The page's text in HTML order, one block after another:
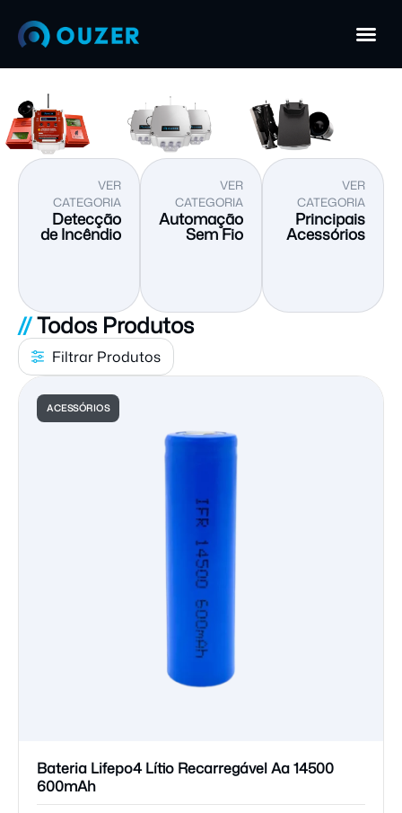
VER
CATEGORIA
Detecção
de Incêndio
VER
CATEGORIA
Automação
Sem Fio
VER
CATEGORIA
Principais
Acessórios
//Todos Produtos
Filtrar Produtos
ACESSÓRIOS
Bateria Lifepo4 Lítio Recarregável Aa 14500
600mAh